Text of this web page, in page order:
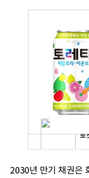
2030년 만기 채권은